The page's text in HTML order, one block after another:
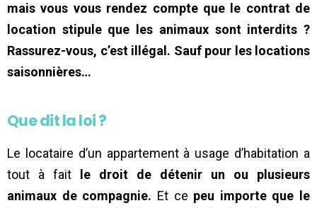
mais vous vous rendez compte que le contrat de
location stipule que les animaux sont interdits ?
Rassurez-vous, c’est illégal. Sauf pour les locations
saisonnières…
Que dit la loi ?
Le locataire d’un appartement à usage d’habitation a
tout à fait
le droit de détenir un ou plusieurs
animaux de compagnie. Et ce peu importe que le